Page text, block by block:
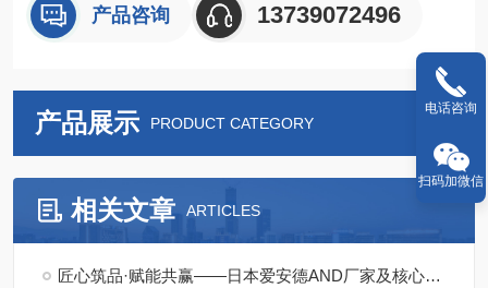
产品咨询 13739072496
产品展示 PRODUCT CATEGORY
相关文章 ARTICLES
匠心筑品·赋能共赢——日本爱安德AND厂家及核心产品详解
电话咨询
扫码加微信